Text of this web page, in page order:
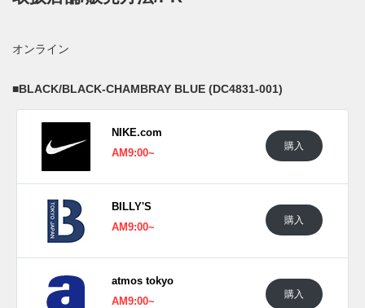
日本国内では2021年5月13日より、一部のナイキ取扱店にて
第、スニーカーウォーズの
オンライン
■BLACK/BLACK-CHAMBRAY BLUE (DC4831-001)
NIKE.com
AM9:00~
購入
BILLY'S
AM9:00~
購入
atmos tokyo
AM9:00~
購入